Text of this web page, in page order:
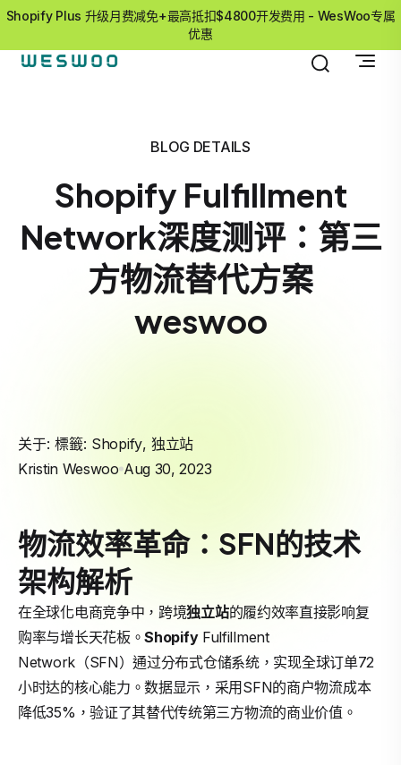
Shopify Plus 升级月费减免+最高抵扣$4800开发费用 - WesWoo专属
优惠
BLOG DETAILS
Shopify Fulfillment
Network深度测评：第三
方物流替代方案
weswoo
关于: 標籤: Shopify, 独立站
Kristin Weswoo Aug 30, 2023
物流效率革命：SFN的技术
架构解析
在全球化电商竞争中，跨境独立站的履约效率直接影响复
购率与增长天花板。ShopifyFulfillment
Network（SFN）通过分布式仓储系统，实现全球订单72
小时达的核心能力。数据显示，采用SFN的商户物流成本
降低35%，验证了其替代传统第三方物流的商业价值。